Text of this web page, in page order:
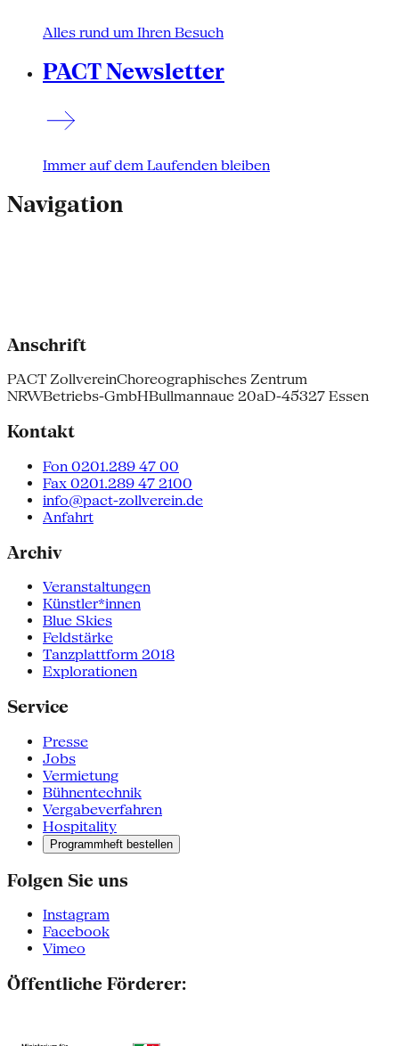
Alles rund um Ihren Besuch
PACT Newsletter
Immer auf dem Laufenden bleiben
Navigation
Anschrift
PACT ZollvereinChoreographisches Zentrum
NRWBetriebs-GmbHBullmannaue 20aD-45327 Essen
Kontakt
Fon 0201.289 47 00
Fax 0201.289 47 2100
info@pact-zollverein.de
Anfahrt
Archiv
Veranstaltungen
Künstler*innen
Blue Skies
Feldstärke
Tanzplattform 2018
Explorationen
Service
Presse
Jobs
Vermietung
Bühnentechnik
Vergabeverfahren
Hospitality
Programmheft bestellen
Folgen Sie uns
Instagram
Facebook
Vimeo
Öffentliche Förderer: